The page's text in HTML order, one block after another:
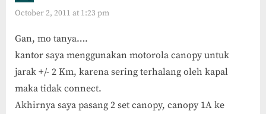
October 2, 2011 at 1:23 pm
Gan, mo tanya….
kantor saya menggunakan motorola canopy untuk
jarak +/- 2 Km, karena sering terhalang oleh kapal
maka tidak connect.
Akhirnya saya pasang 2 set canopy, canopy 1A ke